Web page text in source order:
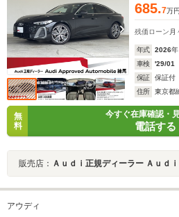
685.7万円
残価ローン 月
年式 2026年
車検
'29/01
保証
保証付
住所
東京都
無
料
今すぐ在庫確認・
電話する
販売店： Ａｕｄｉ正規ディーラー Ａｕｄｉ Ａｐｐｒｏ
アウディ